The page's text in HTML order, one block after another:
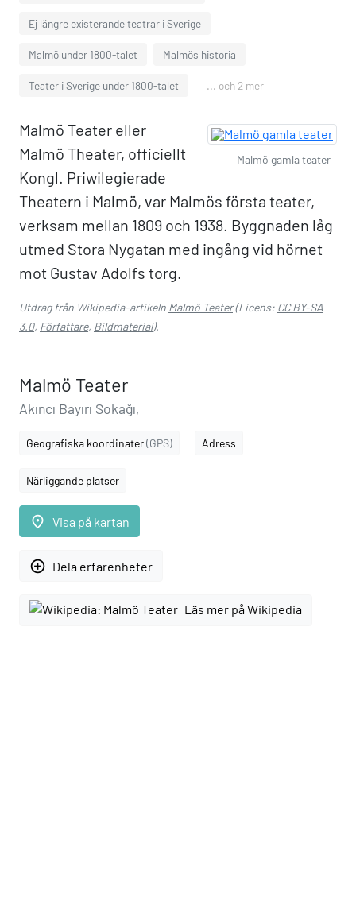
Ej längre existerande teatrar i Sverige
Malmö under 1800-talet Malmös historia
Teater i Sverige under 1800-talet ... och 2 mer
Malmö gamla teater
Malmö Teater eller
Malmö Theater, officiellt
Kongl. Priwilegierade
Theatern i Malmö, var Malmös första teater,
verksam mellan 1809 och 1938. Byggnaden låg
utmed Stora Nygatan med ingång vid hörnet
mot Gustav Adolfs torg.
Utdrag från Wikipedia-artikeln Malmö Teater(Licens: CC BY-SA
3.0, Författare, Bildmaterial).
Malmö Teater
Akıncı Bayırı Sokağı,
Geografiska koordinater(GPS) Adress
Närliggande platser
place Visa på kartan
add_circle_outline Dela erfarenheter
Läs mer på Wikipedia